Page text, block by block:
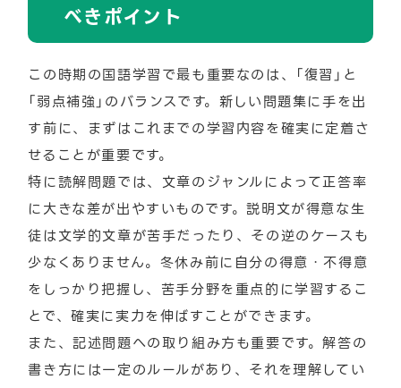
べきポイント
この時期の国語学習で最も重要なのは、「復習」と
「弱点補強」のバランスです。新しい問題集に手を出
す前に、まずはこれまでの学習内容を確実に定着さ
せることが重要です。
特に読解問題では、文章のジャンルによって正答率
に大きな差が出やすいものです。説明文が得意な生
徒は文学的文章が苦手だったり、その逆のケースも
少なくありません。冬休み前に自分の得意・不得意
をしっかり把握し、苦手分野を重点的に学習するこ
とで、確実に実力を伸ばすことができます。
また、記述問題への取り組み方も重要です。解答の
書き方には一定のルールがあり、それを理解してい